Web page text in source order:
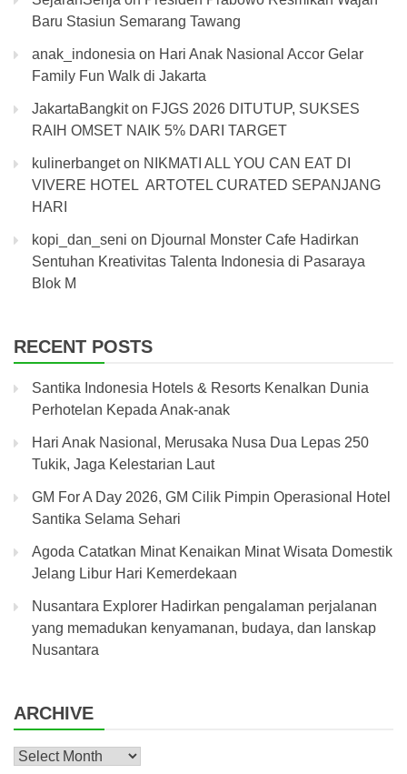
Baru Stasiun Semarang Tawang
anak_indonesia on Hari Anak Nasional Accor Gelar
Family Fun Walk di Jakarta
JakartaBangkiton FJGS 2026 DITUTUP, SUKSES
RAIH OMSET NAIK 5% DARI TARGET
kulinerbangeton NIKMATI ALL YOU CAN EAT DI
VIVERE HOTEL ARTOTEL CURATED SEPANJANG
HARI
kopi_dan_seni on Djournal Monster Cafe Hadirkan
Sentuhan Kreativitas Talenta Indonesia di Pasaraya
Blok M
RECENT POSTS
Santika Indonesia Hotels & Resorts Kenalkan Dunia
Perhotelan Kepada Anak-anak
Hari Anak Nasional, Merusaka Nusa Dua Lepas 250
Tukik, Jaga Kelestarian Laut
GM For A Day 2026, GM Cilik Pimpin Operasional Hotel
Santika Selama Sehari
Agoda Catatkan Minat Kenaikan Minat Wisata Domestik
Jelang Libur Hari Kemerdekaan
Nusantara Explorer Hadirkan pengalaman perjalanan
yang memadukan kenyamanan, budaya, dan lanskap
Nusantara
ARCHIVE
Archive